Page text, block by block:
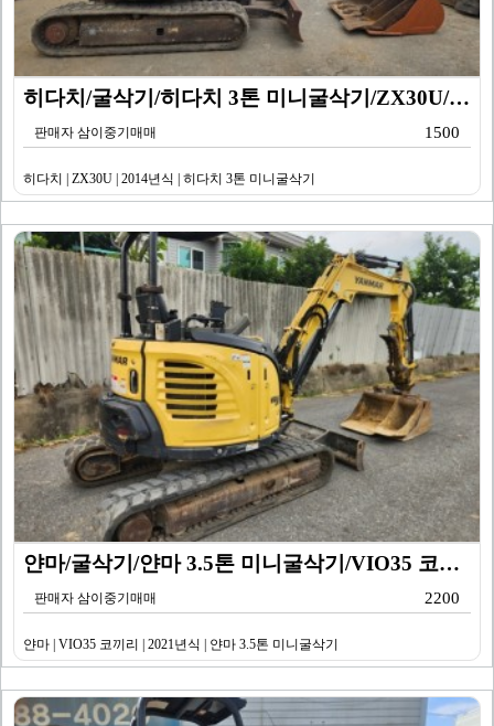
히다치/굴삭기/히다치 3톤 미니굴삭기/ZX30U/201…
판매자 삼이중기매매 1500
히다치 | ZX30U | 2014년식 | 히다치 3톤 미니굴삭기
얀마/굴삭기/얀마 3.5톤 미니굴삭기/VIO35 코끼리…
판매자 삼이중기매매 2200
얀마 | VIO35 코끼리 | 2021년식 | 얀마 3.5톤 미니굴삭기